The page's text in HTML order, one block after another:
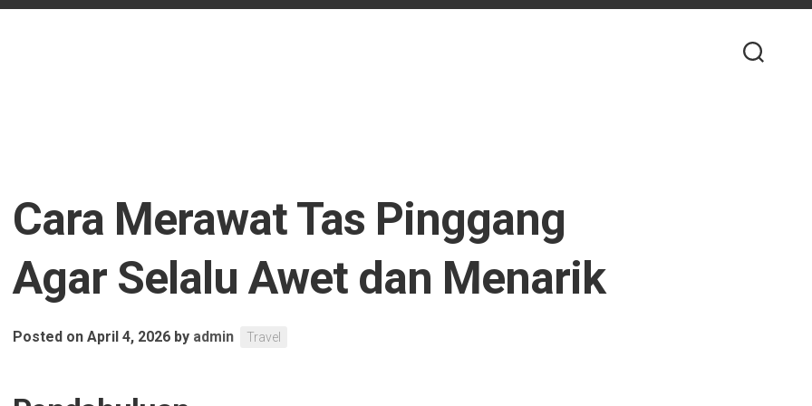
Cara Merawat Tas Pinggang
Agar Selalu Awet dan Menarik
Posted on April 4, 2026 by admin Travel